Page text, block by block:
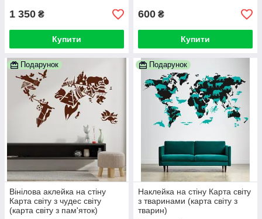
1 350 ₴
Купити
600 ₴
Купити
Подарунок
Вінілова аклейка на стіну
Карта світу з чудес світу
(карта світу з пам'яток)
Подарунок
Наклейка на стіну Карта світу
з тваринами (карта світу з
тварин)